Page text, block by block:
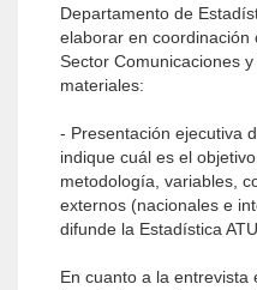
Departamento de
elaborar en coordinación
Sector Comunicaciones
materiales:
- Presentación ejecutiva
indique cuál es el
metodología, variables,
externos (nacionales e
difunde la Estadística
En cuanto a la entrevista